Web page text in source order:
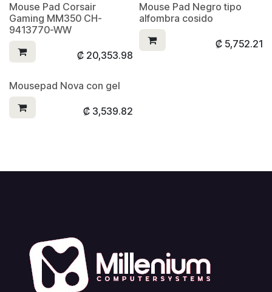
Mouse Pad Corsair
Gaming MM350 CH-
9413770-WW
₡ 20,353.98
Mouse Pad Negro tipo
alfombra cosido
₡ 5,752.21
Mousepad Nova con gel
₡ 3,539.82